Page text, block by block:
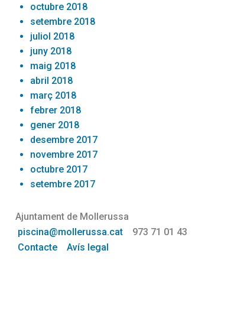
octubre 2018
setembre 2018
juliol 2018
juny 2018
maig 2018
abril 2018
març 2018
febrer 2018
gener 2018
desembre 2017
novembre 2017
octubre 2017
setembre 2017
Ajuntament de Mollerussa
piscina@mollerussa.cat 973 71 01 43
Contacte
Avís legal